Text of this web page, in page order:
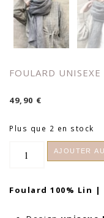
FOULARD
49,90 €
Plus que 2 en stock
100%
AJOUTER
Foulard 100% Lin |